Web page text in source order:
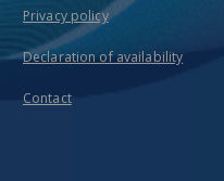
Privacy policy
Declaration of availability
Contact